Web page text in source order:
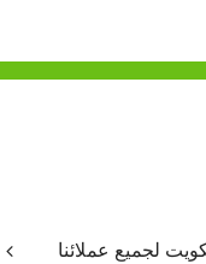
لجميع عملائنا